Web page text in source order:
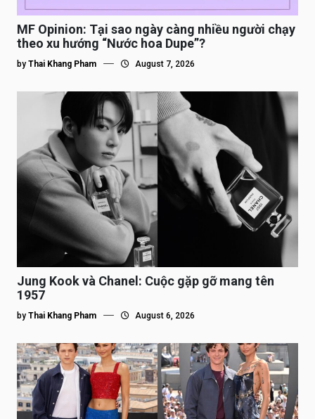
MF Opinion: Tại sao ngày càng nhiều người chạy
theo xu hướng “Nước hoa Dupe”?
by Thai Khang Pham August 7, 2026
Jung Kook và Chanel: Cuộc gặp gỡ mang tên
1957
by Thai Khang Pham August 6, 2026